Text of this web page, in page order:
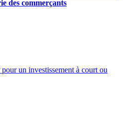
des commerçants
un investissement à court ou